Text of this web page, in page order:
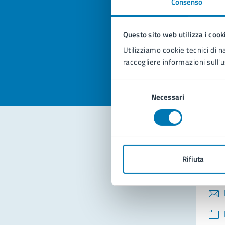
Questo sito web utilizza i
Utilizziamo cookie tecnici di
raccogliere informazioni
consenso
Necessari
Rifiuta